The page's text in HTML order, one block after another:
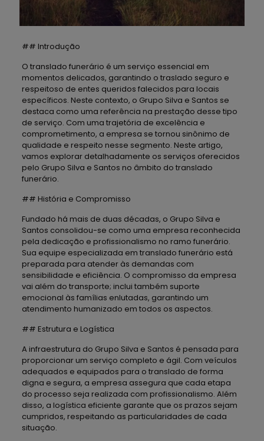
## Introdução
O translado funerário é um serviço essencial em
momentos delicados, garantindo o traslado seguro e
respeitoso de entes queridos falecidos para locais
específicos. Neste contexto, o Grupo Silva e Santos se
destaca como uma referência na prestação desse tipo
de serviço. Com uma trajetória de excelência e
comprometimento, a empresa se tornou sinônimo de
qualidade e respeito nesse segmento. Neste artigo,
vamos explorar detalhadamente os serviços oferecidos
pelo Grupo Silva e Santos no âmbito do translado
funerário.
## História e Compromisso
Fundado há mais de duas décadas, o Grupo Silva e
Santos consolidou-se como uma empresa reconhecida
pela dedicação e profissionalismo no ramo funerário.
Sua equipe especializada em translado funerário está
preparada para atender às demandas com
sensibilidade e eficiência. O compromisso da empresa
vai além do transporte; inclui também suporte
emocional às famílias enlutadas, garantindo um
atendimento humanizado em todos os aspectos.
## Estrutura e Logística
A infraestrutura do Grupo Silva e Santos é pensada para
proporcionar um serviço completo e ágil. Com veículos
adequados e equipados para o translado de forma
digna e segura, a empresa assegura que cada etapa
do processo seja realizada com profissionalismo. Além
disso, a logística eficiente garante que os prazos sejam
cumpridos, respeitando as particularidades de cada
situação.